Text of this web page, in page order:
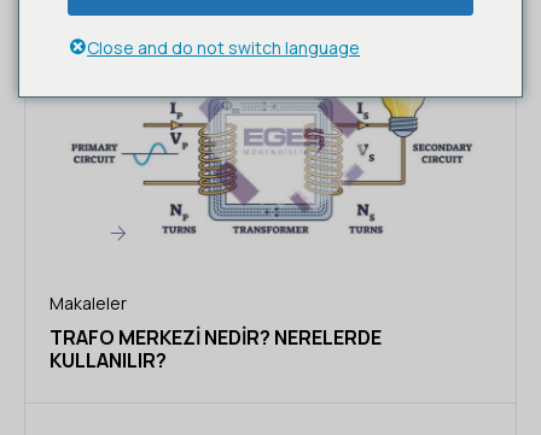
Makaleler
TRAFO MERKEZI NEDIR? NERELERDE
KULLANILIR?
Close and do not switch language